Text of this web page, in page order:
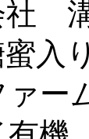
ァー